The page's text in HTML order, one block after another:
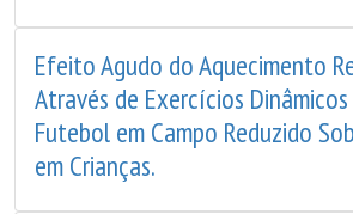
Efeito Agudo do Aquecimento
Através de Exercícios
Futebol em Campo Reduzido
em Crianças.